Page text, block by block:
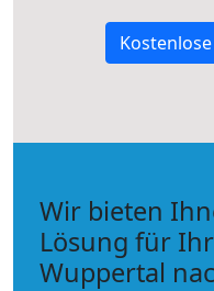
Wir bieten
Lösung für
Wuppertal